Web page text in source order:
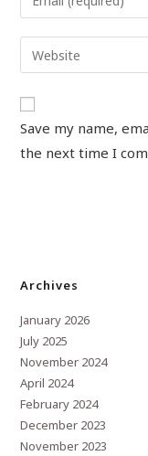
Save my name,
the next time I
Archives
January 2026
July 2025
November 2024
April 2024
February 2024
December 2023
November 2023